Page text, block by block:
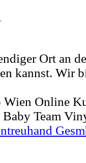
Ort an
kannst. Wir
Online
Team